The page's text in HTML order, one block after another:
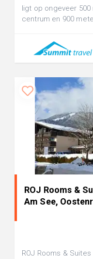
ligt op ongeveer
centrum en 900
ROJ Rooms &
Am See,
ROJ Rooms &